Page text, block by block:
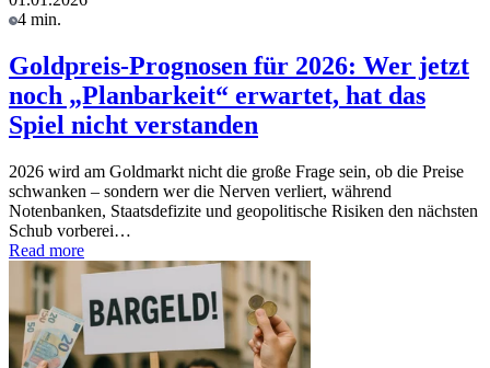
4 min.
Goldpreis-Prognosen für 2026: Wer jetzt
noch „Planbarkeit“ erwartet, hat das
Spiel nicht verstanden
2026 wird am Goldmarkt nicht die große Frage sein, ob die Preise
schwanken – sondern wer die Nerven verliert, während
Notenbanken, Staatsdefizite und geopolitische Risiken den nächsten
Schub vorberei…
Read more